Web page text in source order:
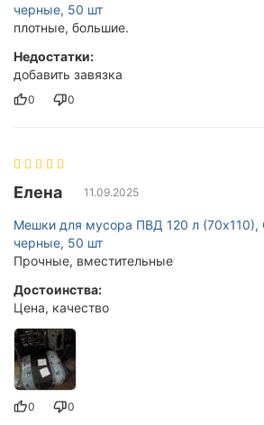
черные, 50 шт
плотные, большие.
Недостатки:
добавить завязка
0 0
Елена 11.09.2025
Мешки для мусора ПВД 120 л (70х110),
черные, 50 шт
Прочные, вместительные
Достоинства:
Цена, качество
0 0